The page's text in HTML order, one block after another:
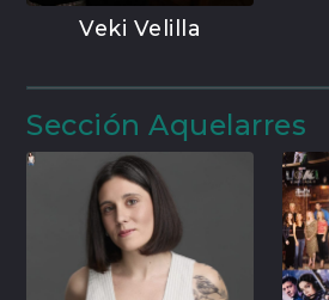
Veki Velilla
Sección Aquelarres